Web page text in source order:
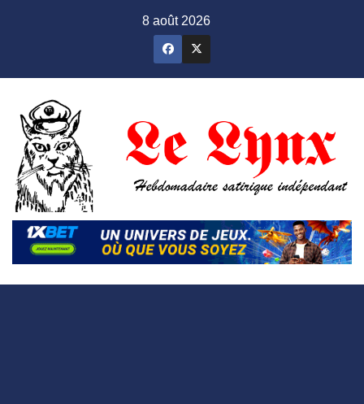
8 août 2026